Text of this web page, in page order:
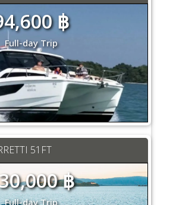
฿
Full-day Trip
51FT
฿
Full-day Trip